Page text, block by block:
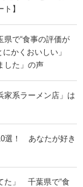
】
で“食事の評価が
かくおいしい」
した」の声
家系ラーメン店」は
選！ あなたが好き
た」 千葉県で“食